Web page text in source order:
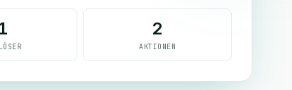
2
AKTIONEN